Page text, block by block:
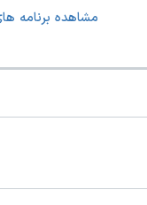
مشاهده برنامه